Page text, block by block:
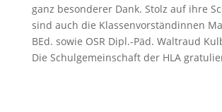
ganz besonderer Dank. Stolz auf ihre
sind auch die Klassenvorständinnen
BEd. sowie OSR Dipl.-Päd. Waltraud
Die Schulgemeinschaft der HLA